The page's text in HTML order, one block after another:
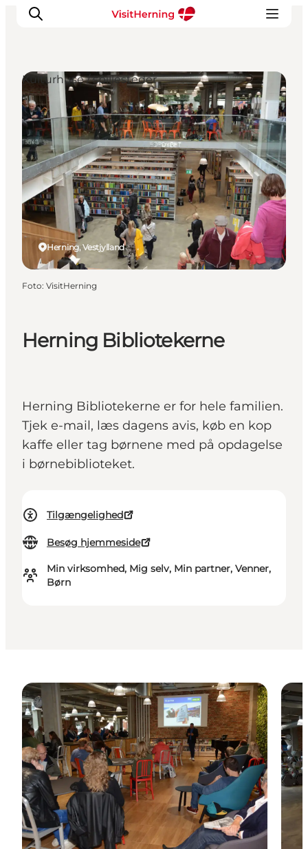
Det sker
Spis, drik og shop
Kunstlandet
Se og oplev
Find vej
Sov godt
Book overnatning
Herning Bibliotekerne
Herning Bibliotekerne er for hele familien.
Tjek e-mail, læs dagens avis, køb en kop
kaffe eller tag børnene med på opdagelse
i børnebiblioteket.
Tilgængelighed
Besøg hjemmeside
Min virksomhed, Mig selv, Min partner, Venner,
Børn
Herning, Vestjylland
Kulturhuse / spillesteder
Foto: VisitHerning